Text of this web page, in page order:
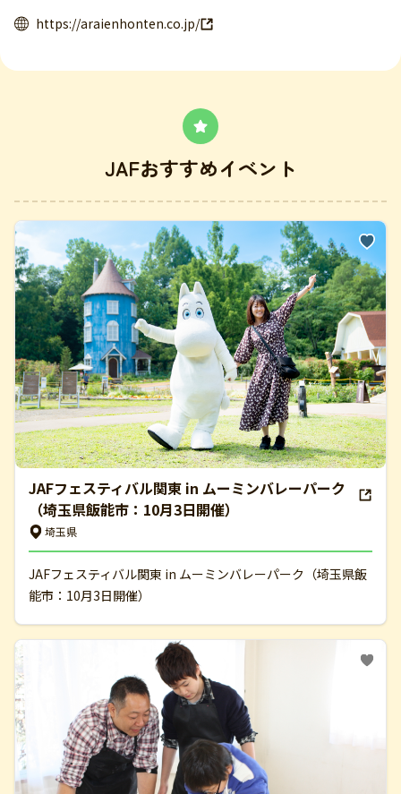
https://araienhonten.co.jp/
JAFおすすめイベント
JAFフェスティバル関東 in ムーミンバレーパーク
（埼玉県飯能市：10月3日開催）
埼玉県
JAFフェスティバル関東 in ムーミンバレーパーク（埼玉県飯
能市：10月3日開催）